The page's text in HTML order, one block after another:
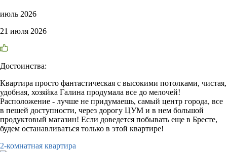
июль 2026
21 июля 2026
Достоинства:
Квартира просто фантастическая с высокими потолками, чистая,
удобная, хозяйка Галина продумала все до мелочей!
Расположение - лучше не придумаешь, самый центр города, все
в пешей доступности, через дорогу ЦУМ и в нем большой
продуктовый магазин! Если доведется побывать еще в Бресте,
будем останавливаться только в этой квартире!
2-комнатная квартира